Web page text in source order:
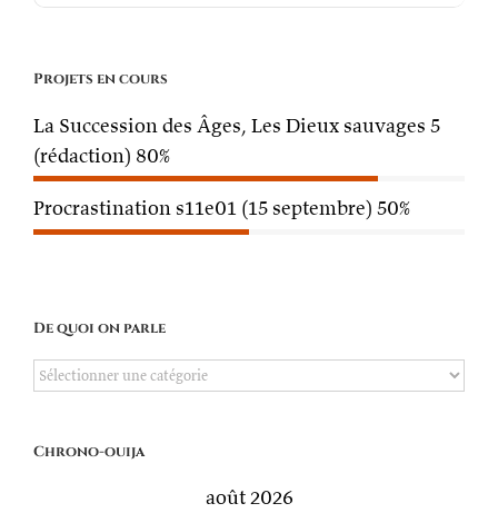
Projets en cours
La Succession des Âges, Les Dieux sauvages 5
(rédaction) 80%
Procrastination s11e01 (15 septembre) 50%
De quoi on parle
De
parle
Chrono-ouija
août 2026